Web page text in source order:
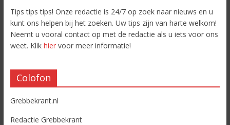
Tips tips tips! Onze redactie is 24/7 op zoek naar nieuws en u
kunt ons helpen bij het zoeken. Uw tips zijn van harte welkom!
Neemt u vooral contact op met de redactie als u iets voor ons
weet. Klik hiervoor meer informatie!
Colofon
Grebbekrant.nl
Redactie Grebbekrant